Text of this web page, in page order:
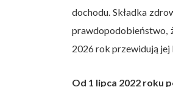
dochodu. Składka
prawdopodobieństwo,
2026 rok przewidują jej
Od 1 lipca 2022 roku